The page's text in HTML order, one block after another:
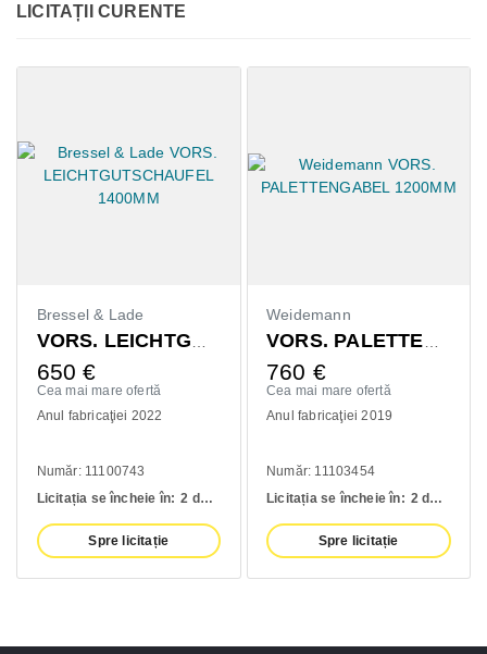
LICITAȚII CURENTE
Bressel & Lade
VORS. LEICHTGUTSCHAUFEL 1400MM
650€
Cea mai mare ofertă
Anul fabricaţiei 2022
Număr: 11100743
Licitația se încheie în: 2 days
Spre licitație
Weidemann
VORS. PALETTENGABEL 1200MM
760€
Cea mai mare ofertă
Anul fabricaţiei 2019
Număr: 11103454
Licitația se încheie în: 2 days
Spre licitație